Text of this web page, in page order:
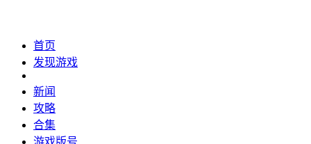
首页
发现游戏
新闻
攻略
合集
游戏版号